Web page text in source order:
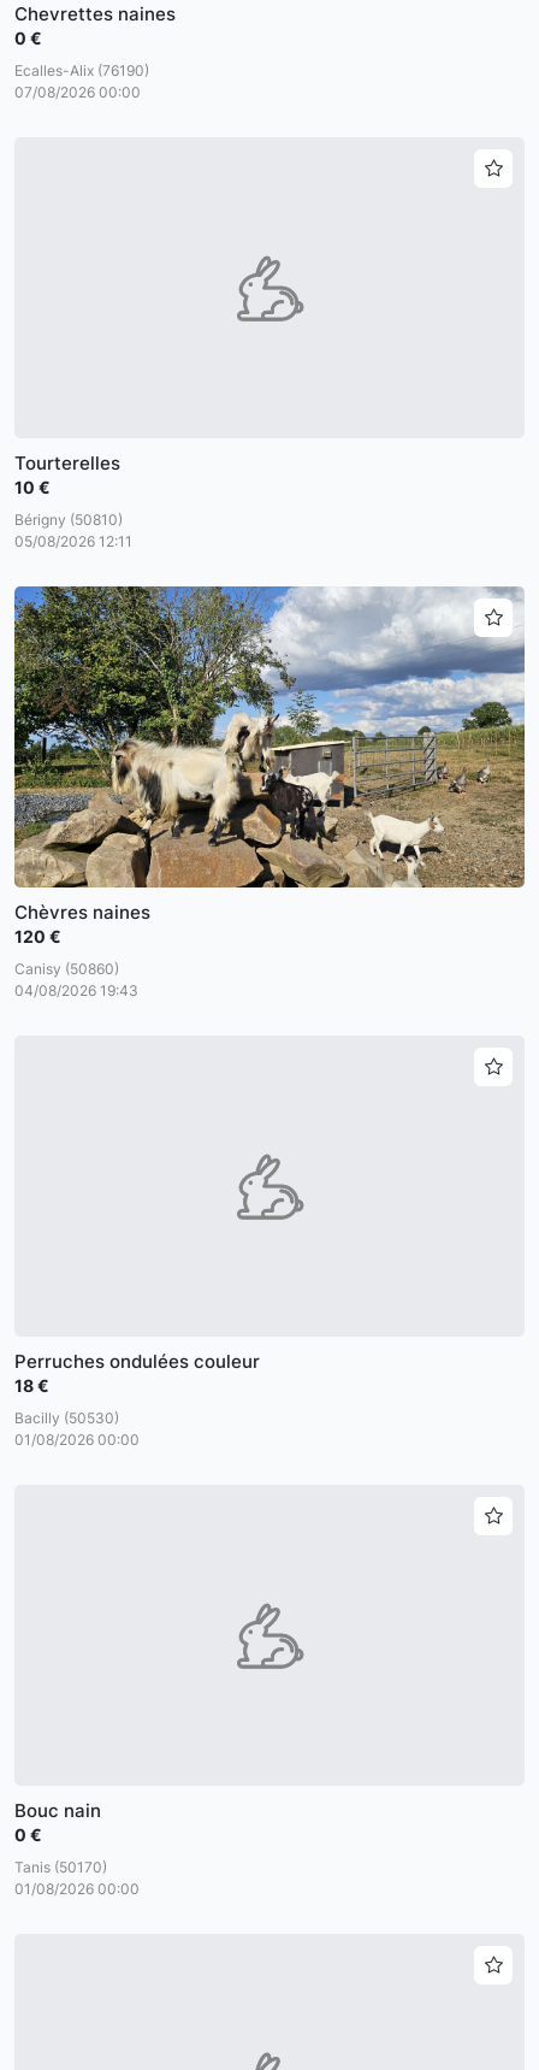
Chevrettes naines
0 €
Ecalles-Alix (76190)
07/08/2026 00:00
Tourterelles
10 €
Bérigny (50810)
05/08/2026 12:11
Chèvres naines
120 €
Canisy (50860)
04/08/2026 19:43
Perruches ondulées couleur
18 €
Bacilly (50530)
01/08/2026 00:00
Bouc nain
0 €
Tanis (50170)
01/08/2026 00:00